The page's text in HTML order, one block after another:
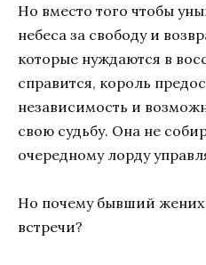
Но вместо того чтобы
небеса за свободу и
которые нуждаются в
справится, король
независимость и
свою судьбу. Она не
очередному лорду
Но почему бывший жених
встречи?